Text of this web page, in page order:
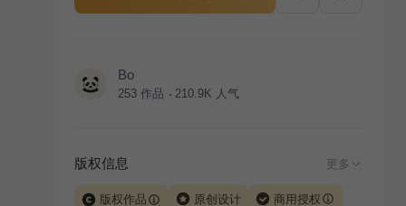
Bo
253 作品 210.9K 人气
版权信息 更多
版权作品 原创设计 商用授权